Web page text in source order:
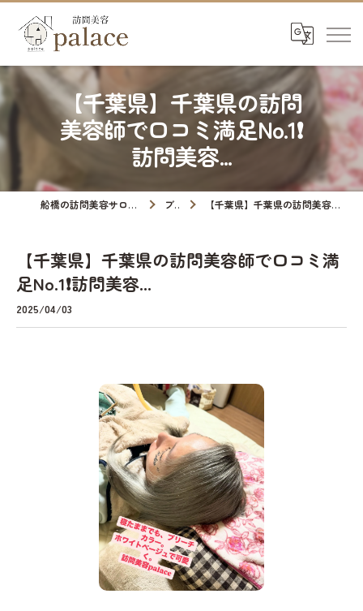
【千葉県】千葉県の訪問
美容師で口コミ満足No.1❗️
訪問美容...
船橋の訪問美容サロンなら訪問美容palace ブログ 【千葉県】千葉県の訪問美容師で口コミ満足No.1❗️訪問美容...
【千葉県】千葉県の訪問美容師で口コミ満
足No.1❗️訪問美容...
2025/04/03